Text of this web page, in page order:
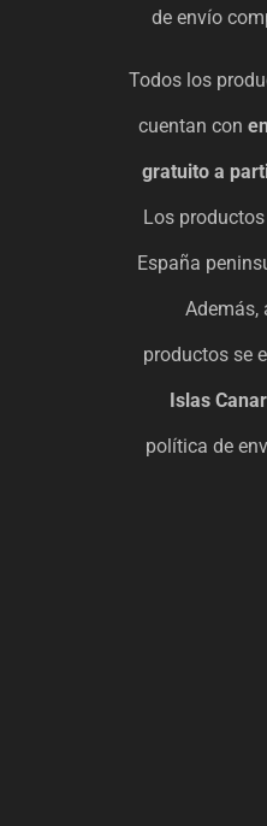
de envío
Todos los
cuentan con
gratuito a
Los
España
Además,
productos se
Islas
política de